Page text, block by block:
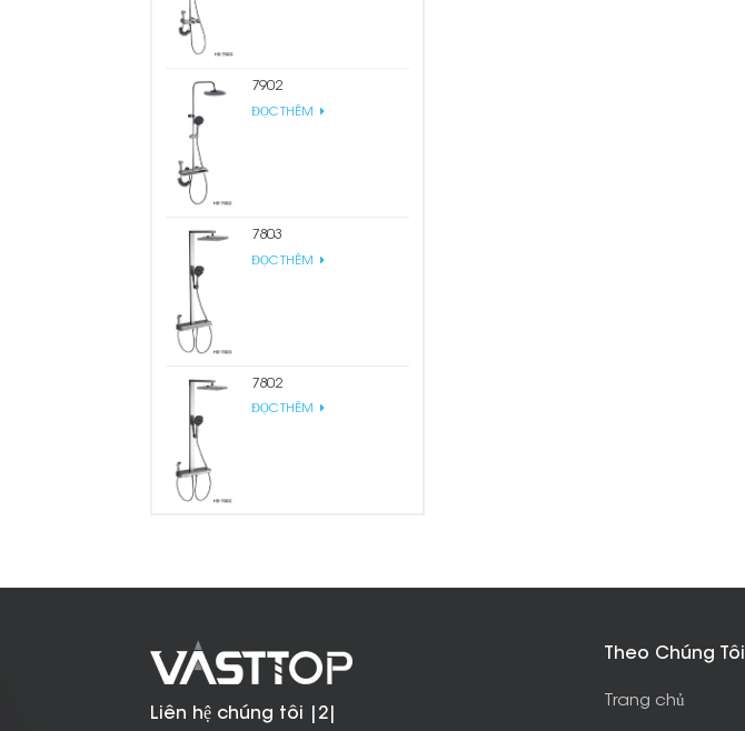
7902
ĐỌC THÊM
7803
ĐỌC THÊM
7802
ĐỌC THÊM
Liên hệ chúng tôi |2|
Theo Chúng Tôi
Trang chủ